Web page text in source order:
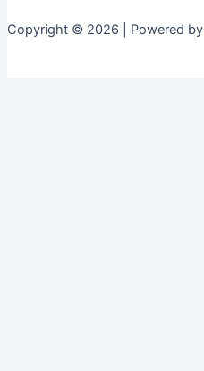
Copyright © 2026 | Powered by